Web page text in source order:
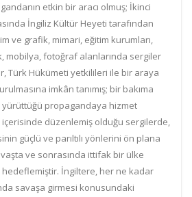
etkin bir aracı olmuş; İkinci
İngiliz Kültür Heyeti tarafından
ve grafik, mimari, eğitim kurumları,
mobilya, fotoğraf alanlarında sergiler
Türk Hükümeti yetkilileri ile bir araya
imkân tanımış; bir bakıma
yürüttüğü propagandaya hizmet
içerisinde düzenlemiş olduğu sergilerde,
güçlü ve parıltılı yönlerini ön plana
ve sonrasında ittifak bir ülke
hedeflemiştir. İngiltere, her ne kadar
savaşa girmesi konusundaki